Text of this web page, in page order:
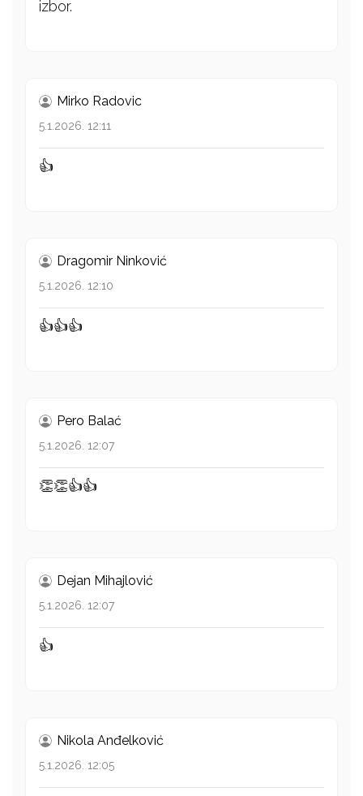
izbor.
Mirko Radovic
5.1.2026. 12:11
👍
Dragomir Ninković
5.1.2026. 12:10
👍👍👍
Pero Balać
5.1.2026. 12:07
👏👏👍👍
Dejan Mihajlović
5.1.2026. 12:07
👍
Nikola Anđelković
5.1.2026. 12:05